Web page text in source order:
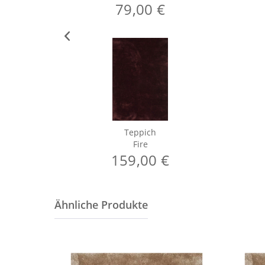
79,00 €
Teppich
Fire
159,00 €